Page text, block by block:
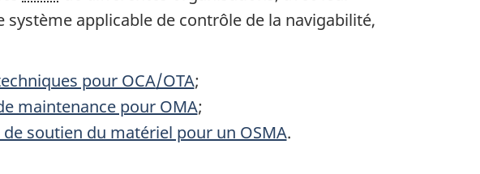
applicable de contrôle de la navigabilité,
pour OCA/OTA;
maintenance pour OMA;
soutien du matériel pour un OSMA.